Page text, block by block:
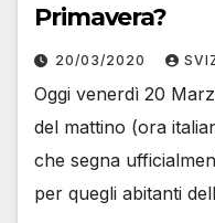
Primavera?
20/03/2020
Oggi venerdì 20
del mattino (ora
che segna
per quegli abitanti